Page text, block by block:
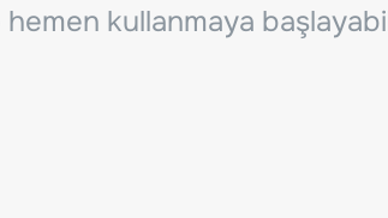
hemen kullanmaya